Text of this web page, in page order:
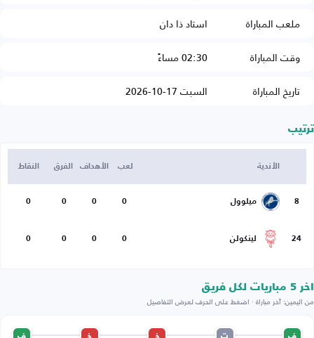
ملعب المباراة
استاد ذا دان
وقت المباراة
02:30 مساءً
تاريخ المباراة
السبت 17-10-2026
ترتيب
الأندية لعب الأهداف الفرق النقاط
8 ميلوول 0
0
0
0
24 لينكولن 0
0
0
0
اخر 5 مباريات لكل فريق
من اليمين: آخر مباراة · اضغط على الحرف لعرض التفاصيل